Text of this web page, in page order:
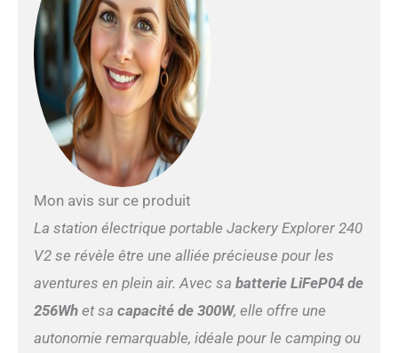
Rapide en 1H】Le mode de
supercharge d'urgence,
activée via l'APP, permet une
charge complète de la
station électrique portable
Jackery E240 v2 en 1 heure.
Il ne faut que 2 heures pour
recharger, de 0% à 100% en
de vie plus saine de la
batterie, et 3 heures pour
atteindre une charge
complète lorsqu'elle est
connectée aux panneaux
Charge Divers】Équipé de
ports USB-C PD
Mon avis sur ce produit
La station électrique portable Jackery Explorer 240
V2 se révèle être une alliée précieuse pour les
aventures en plein air. Avec sa batterie LiFeP04 de
256Whet sa capacité de 300W, elle offre une
autonomie remarquable, idéale pour le camping ou